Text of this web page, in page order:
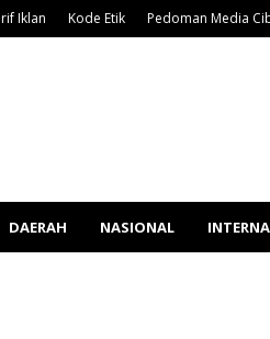
Iklan Kode Etik Pedoman Media
DAERAH NASIONAL